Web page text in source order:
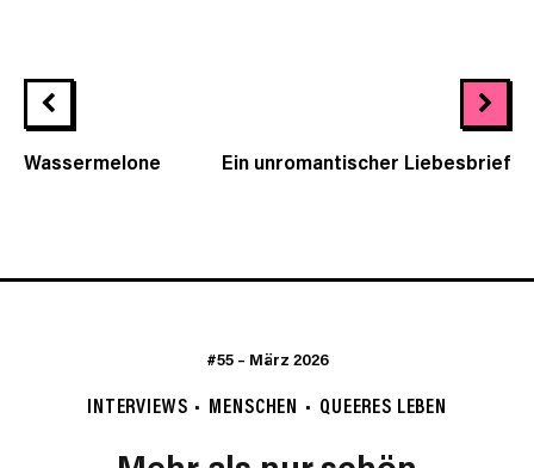
Wassermelone Ein unromantischer Liebesbrief
#55– März 2026
INTERVIEWS MENSCHEN QUEERES LEBEN